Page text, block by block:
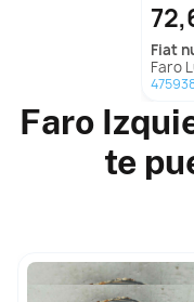
fiat
Faro Luz
Faro
te